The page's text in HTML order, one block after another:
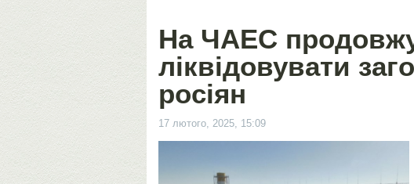
На ЧАЕС
ліквідовувати
росіян
17 лютого, 2025, 15:09